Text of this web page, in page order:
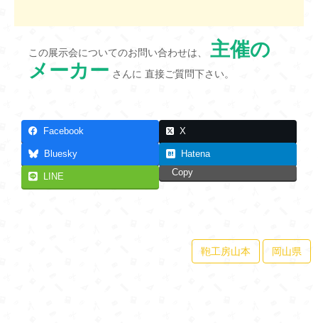
この展示会についてのお問い合わせは、 主催の
メーカー さんに 直接ご質問下さい。
Facebook X
Bluesky Hatena
LINE Copy
鞄工房山本 岡山県